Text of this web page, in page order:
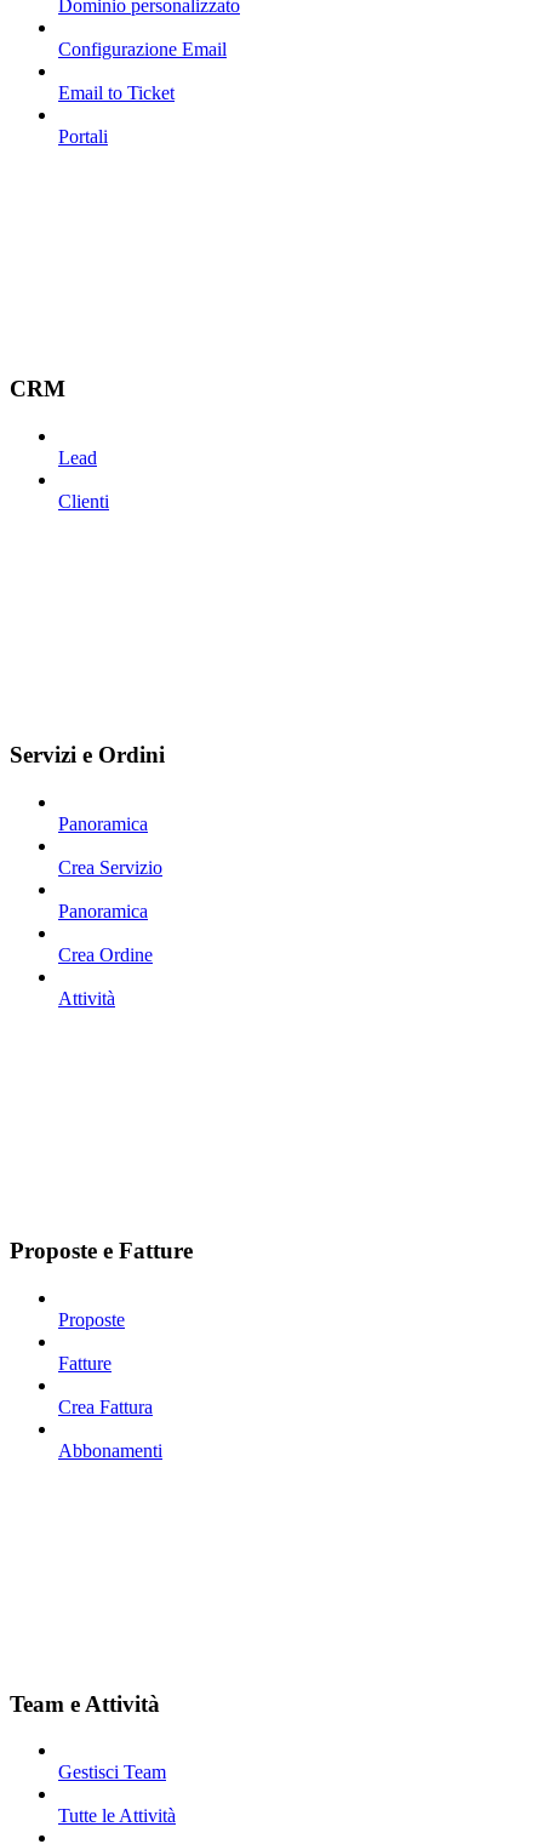
Dominio personalizzato
Configurazione Email
Email to Ticket
Portali
CRM
Lead
Clienti
Servizi e Ordini
Panoramica
Crea Servizio
Panoramica
Crea Ordine
Attività
Proposte e Fatture
Proposte
Fatture
Crea Fattura
Abbonamenti
Team e Attività
Gestisci Team
Tutte le Attività